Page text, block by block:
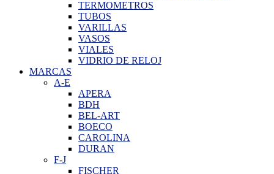
TERMOMETROS
TUBOS
VARILLAS
VASOS
VIALES
VIDRIO DE RELOJ
MARCAS
A-E
APERA
BDH
BEL-ART
BOECO
CAROLINA
DURAN
F-J
FISCHER